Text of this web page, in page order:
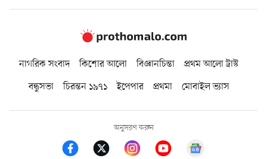
নাগরিক সংবাদ কিশোর আলো বিজ্ঞানচিন্তা
প্রথম আলো ট্রাস্ট
বন্ধুসভা
চিরন্তন ১৯৭১ ইপেপার প্রথমা মোবাইল ভ্যাস
অনুসরণ করুন